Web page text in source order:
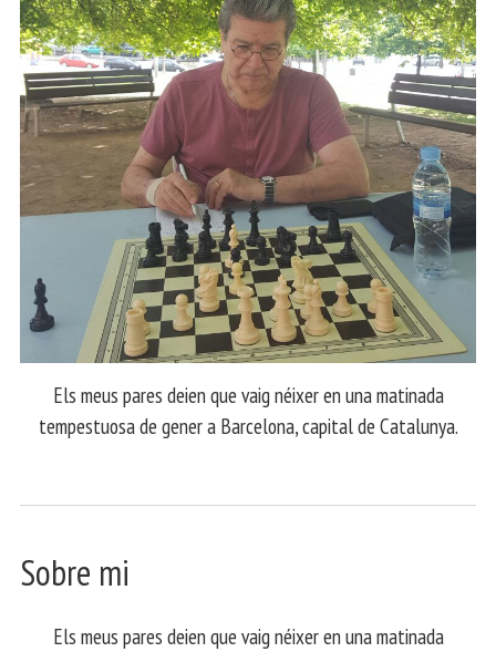
Els meus pares deien que vaig néixer en una matinada
tempestuosa de gener a Barcelona, capital de Catalunya.
Sobre mi
Els meus pares deien que vaig néixer en una matinada